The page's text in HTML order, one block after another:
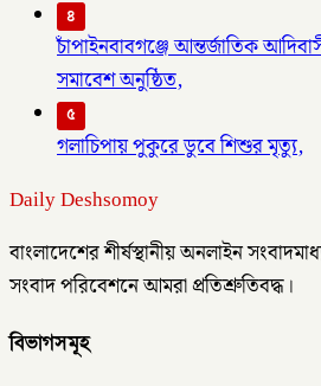
৪
চাঁপাইনবাবগঞ্জে আন্তর্জাতিক
সমাবেশ অনুষ্ঠিত,
৫
গলাচিপায় পুকুরে ডুবে শিশুর মৃত্যু,
Daily Deshsomoy
বাংলাদেশের শীর্ষস্থানীয় অনলাইন
সংবাদ পরিবেশনে আমরা প্রতিশ্রুতিবদ্ধ।
বিভাগসমূহ